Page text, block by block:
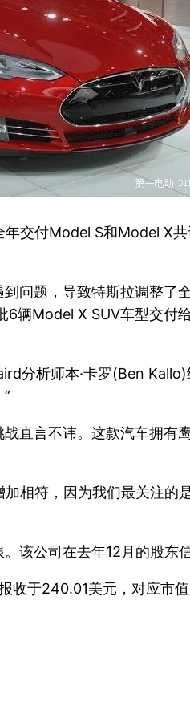
交付Model S和Model X
问题，导致特斯拉调整
辆Model X SUV车型交
分析师本·卡罗(Ben
直言不讳。这款汽车拥
相符，因为我们最关注
该公司在去年12月的股东
收于240.01美元，对应市